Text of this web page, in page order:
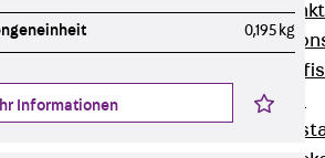
Zurück
(DIN 4102-12)
0,195 kg
Informationen